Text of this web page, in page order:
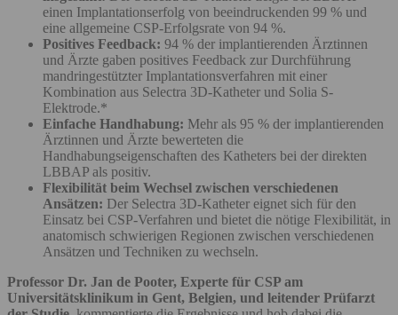
einen Implantationserfolg von beeindruckenden 99 % und
eine allgemeine CSP-Erfolgsrate von 94 %.
Positives Feedback: 94 % der implantierenden Ärztinnen
und Ärzte gaben positives Feedback zur Durchführung
mandringestützter Implantationsverfahren mit einer
Kombination aus Selectra 3D-Katheter und Solia S-
Elektrode.*
Einfache Handhabung: Mehr als 95 % der implantierenden
Ärztinnen und Ärzte bewerteten die
Handhabungseigenschaften des Katheters bei der direkten
LBBAP als positiv.
Flexibilität beim Wechsel zwischen verschiedenen
Ansätzen: Der Selectra 3D-Katheter eignet sich für den
Einsatz bei CSP-Verfahren und bietet die nötige Flexibilität, in
anatomisch schwierigen Regionen zwischen verschiedenen
Ansätzen und Techniken zu wechseln.
Professor Dr. Jan de Pooter, Experte für CSP am
Universitätsklinikum in Gent, Belgien, und leitender Prüfarzt